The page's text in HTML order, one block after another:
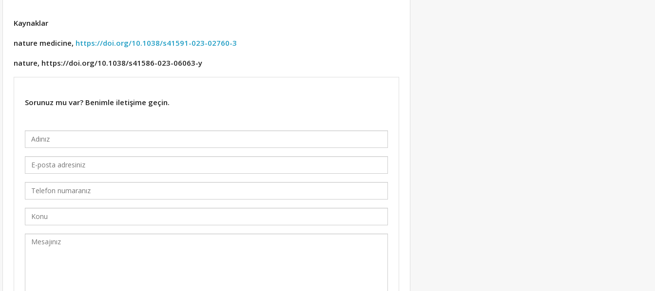
Kaynaklar
nature medicine, https://doi.org/10.1038/s41591-023-02760-3
nature, https://doi.org/10.1038/s41586-023-06063-y
Sorunuz mu var? Benimle iletişime geçin.